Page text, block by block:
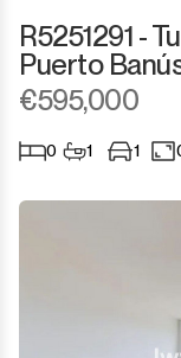
R5251291 -
Puerto
€595,000
0 1 1